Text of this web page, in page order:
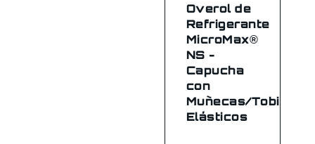
Overol de
Refrigerante
MicroMax®
NS -
Capucha
con
Muñecas/Tobillos
Elásticos